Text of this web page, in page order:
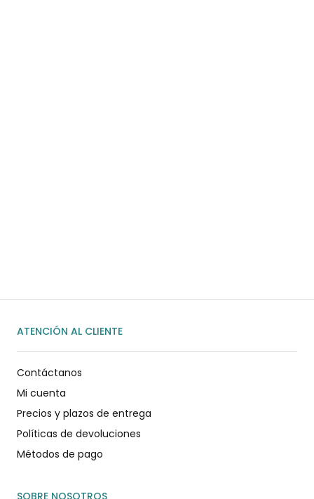
ATENCIÓN AL CLIENTE
Contáctanos
Mi cuenta
Precios y plazos de entrega
Políticas de devoluciones
Métodos de pago